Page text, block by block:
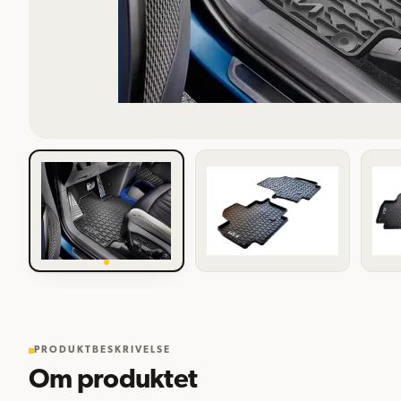
PRODUKTBESKRIVELSE
Om produktet